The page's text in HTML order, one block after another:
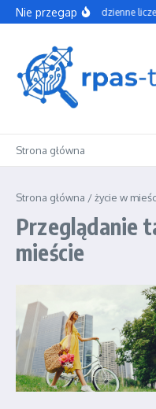
Przejdź do treści
Nie przegapCzy codzienne
Strona główna
Strona główna /życie w
Przeglądanie
mieście